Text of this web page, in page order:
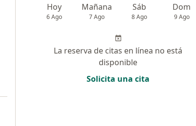
Hoy
6 Ago
Mañana
7 Ago
Sáb
8 Ago
Dom
9 Ago
La reserva de citas en línea no está
disponible
Solicita una cita